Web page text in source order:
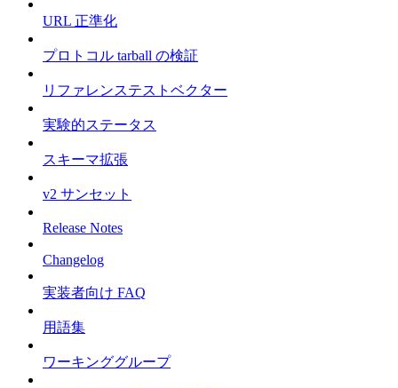
URL 正準化
プロトコル tarball の検証
リファレンステストベクター
実験的ステータス
スキーマ拡張
v2 サンセット
Release Notes
Changelog
実装者向け FAQ
用語集
ワーキンググループ